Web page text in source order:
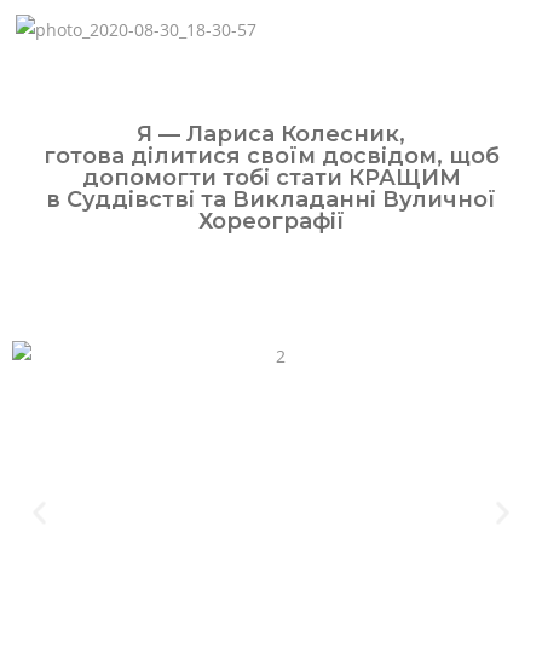
Я — Лариса Колесник,
готова ділитися своїм досвідом, щоб
допомогти тобі стати КРАЩИМ
в Суддівстві та Викладанні Вуличної
Хореографії